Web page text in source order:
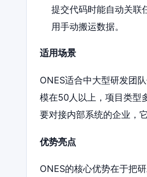
提交代码时能自动关联
用手动搬运数据。
适用场景
ONES适合中大型研发团
模在50人以上，项目类型
要对接内部系统的企业，
优势亮点
ONES的核心优势在于把